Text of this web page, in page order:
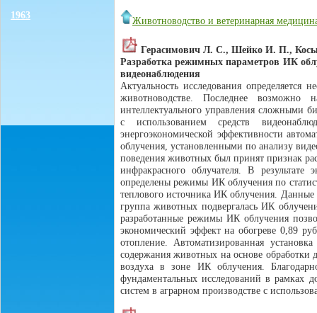
1963
Животноводство и ветеринарная
Герасимович Л. С., Шейко И. П.,
Разработка режимных параметров ИК
видеонаблюдения
Актуальность исследования
животноводстве. Последнее возможно
интеллектуального управления сложными
с использованием средств
энергоэкономической эффективности
облучения, установленными по анализу
поведения животных был принят признак
инфракрасного облучателя. В
определены режимы ИК облучения по
теплового источника ИК облучения.
группа животных подвергалась ИК
разработанные режимы ИК облучения
экономический эффект на обогреве 0,89
отопление. Автоматизированная
содержания животных на основе обработки
воздуха в зоне ИК облучения.
фундаментальных исследований в рамках
систем в аграрном производстве с